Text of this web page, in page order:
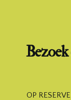
OP